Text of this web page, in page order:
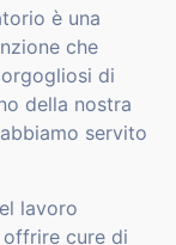
è una
che
di
della nostra
servito
lavoro
cure di